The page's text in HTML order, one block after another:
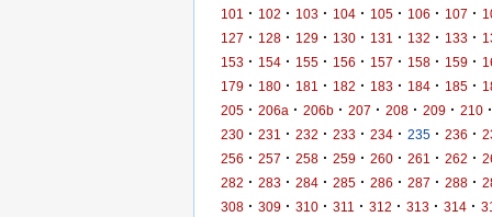
101
· 102 · 103 · 104 · 105 · 106 · 107 ·
127 · 128 · 129 · 130 · 131 · 132 · 133 ·
153 · 154 · 155 · 156 · 157 · 158 · 159 ·
179 · 180 · 181 · 182 · 183 · 184 · 185 ·
205 · 206a · 206b · 207 · 208 · 209 · 210 ·
230 · 231 · 232 · 233 · 234 · 235 · 236 ·
256 · 257 · 258 · 259 · 260 · 261 · 262 ·
282 · 283 · 284 · 285 · 286 · 287 · 288 ·
308 · 309 · 310 · 311 · 312 · 313 · 314 ·